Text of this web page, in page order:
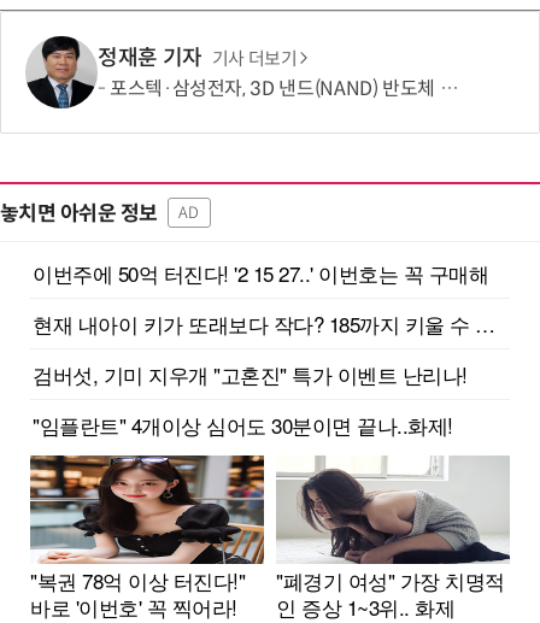
정재훈 기자 기사 더보기
포스텍·삼성전자, 3D 낸드(NAND) 반도체 한계 넘는 기술 개발
놓치면 아쉬운 정보 AD